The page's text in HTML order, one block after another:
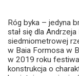
Róg byka – jedyna
stał się dla
siedmiometrowej
w Baia Formosa w
w 2019 roku
konstrukcja o